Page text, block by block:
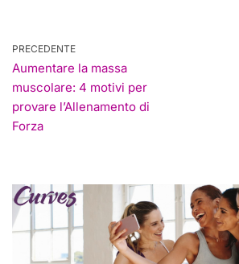
PRECEDENTE
Aumentare la massa
muscolare: 4 motivi per
provare l’Allenamento di
Forza